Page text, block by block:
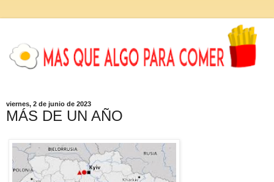
viernes, 2 de junio de 2023
MÁS DE UN AÑO